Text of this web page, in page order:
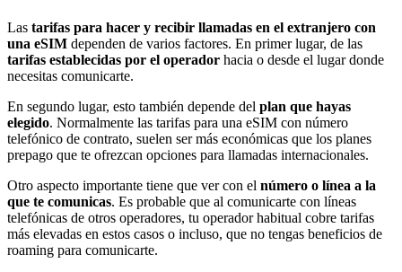
Las tarifas para hacer y recibir llamadas en el extranjero con
una eSIM dependen de varios factores. En primer lugar, de las
tarifas establecidas por el operador hacia o desde el lugar donde
necesitas comunicarte.
En segundo lugar, esto también depende del plan que hayas
elegido. Normalmente las tarifas para una eSIM con número
telefónico de contrato, suelen ser más económicas que los planes
prepago que te ofrezcan opciones para llamadas internacionales.
Otro aspecto importante tiene que ver con el número o línea a la
que te comunicas. Es probable que al comunicarte con líneas
telefónicas de otros operadores, tu operador habitual cobre tarifas
más elevadas en estos casos o incluso, que no tengas beneficios de
roaming para comunicarte.